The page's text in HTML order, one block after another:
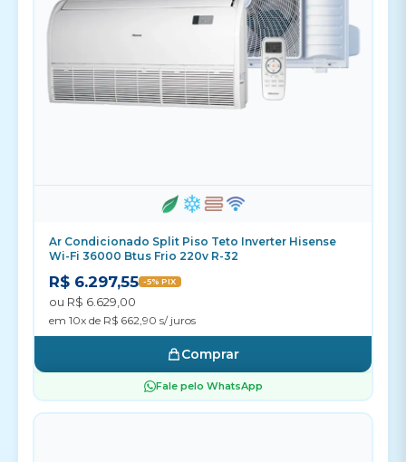
Ar Condicionado Split Piso Teto Inverter Hisense
Wi-Fi 36000 Btus Frio 220v R-32
R$ 6.297,55 -5% PIX
ou R$ 6.629,00
em 10x de R$ 662,90 s/ juros
Comprar
Fale pelo WhatsApp